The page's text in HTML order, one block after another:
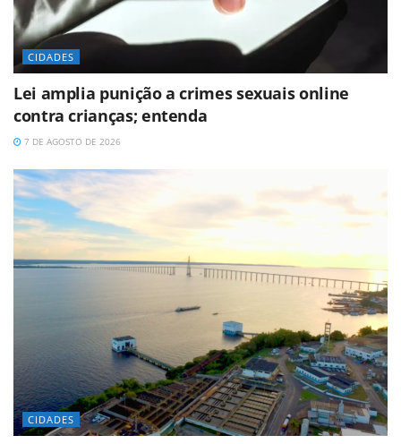
CIDADES
Lei amplia punição a crimes sexuais online
contra crianças; entenda
7 DE AGOSTO DE 2026
CIDADES